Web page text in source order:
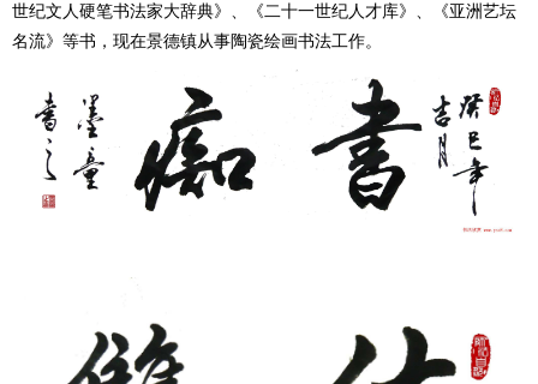
世纪文人硬笔书法家大辞典》、《二十一世纪人才库》、《亚洲艺坛
名流》等书，现在景德镇从事陶瓷绘画书法工作。